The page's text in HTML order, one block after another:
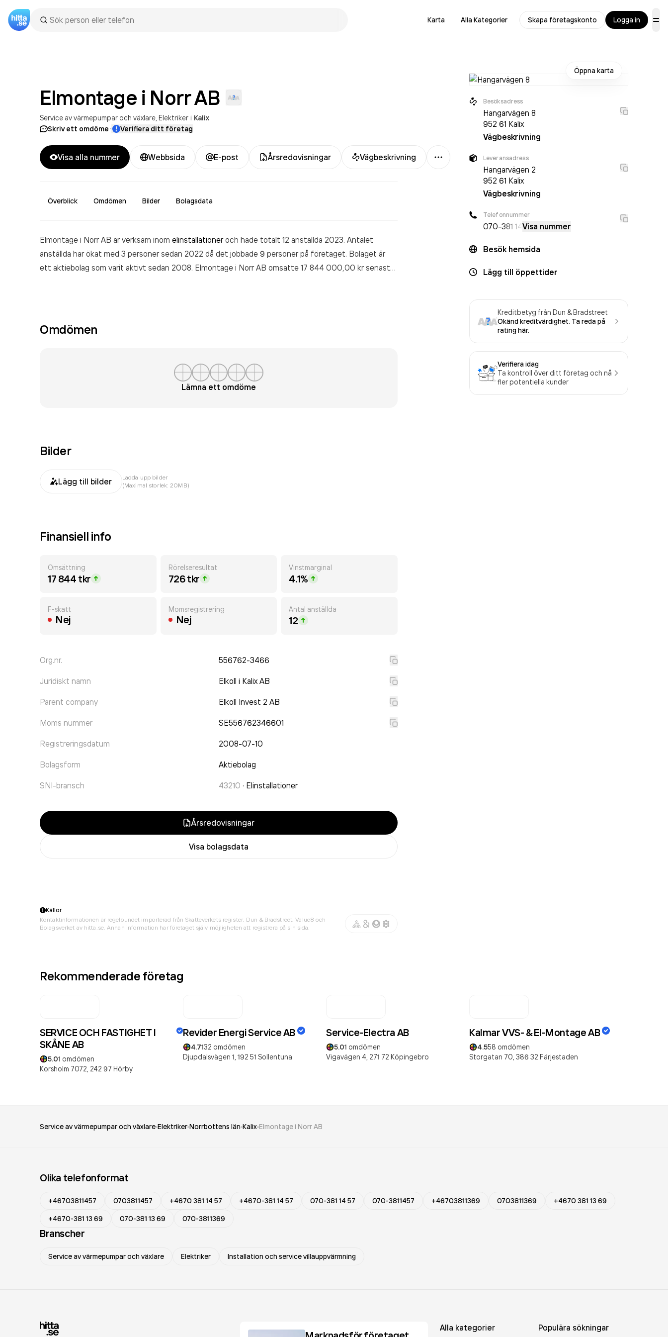
Karta Alla Kategorier Skapa företagskonto Logga in
Elmontage i NorrAB
Service av värmepumpar och växlare Elektriker i Kalix
Skriv ett omdöme· Verifiera ditt företag
Visa alla nummer Webbsida E-post Årsredovisningar Vägbeskrivning
Mer
Överblick Omdömen Bilder Bolagsdata
Elmontage i Norr AB är verksam inom elinstallationeroch hade totalt 12 anställda 2023. Antalet
anställda har ökat med 3 personer sedan 2022 då det jobbade 9 personer på företaget. Bolaget är
ett aktiebolag som varit aktivt sedan 2008. Elmontage i Norr AB omsatte 17 844 000,00 krsenaste
Omdömen
Lämna ett omdöme
Bilder
Lägg till bilder
Ladda upp bilder
(Maximal storlek: 20MB)
Finansiell info
Omsättning
17 844 tkr
Rörelseresultat
726 tkr
Vinstmarginal
4.1%
F-skatt
Nej
Momsregistrering
Nej
Antal anställda
12
Org.nr. 556762-3466
Juridiskt namn Elkoll i Kalix AB
Parent company Elkoll Invest 2 AB
Moms nummer SE556762346601
Registreringsdatum 2008-07-10
Bolagsform Aktiebolag
SNI-bransch 43210 · Elinstallationer
Årsredovisningar
Visa bolagsdata
Öppna karta
Besöksadress
Hangarvägen 8
952 61 Kalix
Vägbeskrivning
Leveransadress
Hangarvägen 2
952 61 Kalix
Vägbeskrivning
Telefonnummer
070-381 14 Visa nummer
Besök hemsida
Lägg till öppettider
Kreditbetyg från Dun & Bradstreet
Okänd kreditvärdighet. Ta reda på
rating här.
Verifiera idag
Ta kontroll över ditt företag och nå
fler potentiella kunder
Källor
Kontaktinformationen är regelbundet importerad från Skatteverkets register, Dun & Bradstreet, Value8 och
Bolagsverket av hitta.se. Annan information har företaget själv möjligheten att registrera på sin sida.
Rekommenderade företag
SERVICE OCH FASTIGHET I
SKÅNE AB
5.01 omdömen
Korsholm 7072, 242 97 Hörby
Revider Energi Service AB
4.7132 omdömen
Djupdalsvägen 1, 192 51 Sollentuna
Service-Electra AB
5.01 omdömen
Vigavägen 4, 271 72 Köpingebro
Kalmar VVS- & El-Montage AB
4.558 omdömen
Storgatan 70, 386 32 Färjestaden
Service av värmepumpar och växlare Elektriker Norrbottens län Kalix Elmontage i Norr AB
Olika telefonformat
+46703811457 0703811457 +4670 381 14 57 +4670-381 14 57 070-381 14 57 070-3811457 +46703811369 0703811369
+4670 381 13 69
+4670-381 13 69
070-381 13 69 070-3811369
Branscher
Service av värmepumpar och växlare Elektriker Installation och service villauppvärmning
Alla kategorier Populära sökningar